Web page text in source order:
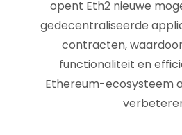
opent Eth2 nieuwe
gedecentraliseerde
contracten,
functionaliteit en
Ethereum-ecosysteem